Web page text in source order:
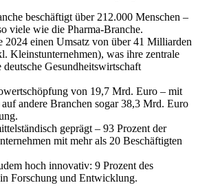
beschäftigt über 212.000 Menschen –
viele wie die Pharma-Branche.
2024 einen Umsatz von über 41 Milliarden
Kleinstunternehmen), was ihre zentrale
Gesundheitswirtschaft
von 19,7 Mrd. Euro – mit
andere Branchen sogar 38,3 Mrd. Euro
geprägt – 93 Prozent der
mit mehr als 20 Beschäftigten
hoch innovativ: 9 Prozent des
Forschung und Entwicklung.